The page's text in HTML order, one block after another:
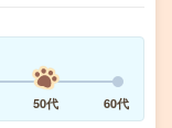
50代 60代